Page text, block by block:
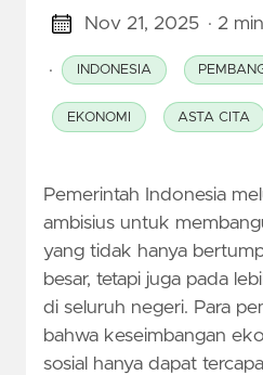
Nov 21, 2025 · 2
· INDONESIA
EKONOMI ASTA CITA
Pemerintah Indonesia
ambisius untuk
yang tidak hanya
besar, tetapi juga pada
di seluruh negeri. Para
bahwa keseimbangan
sosial hanya dapat